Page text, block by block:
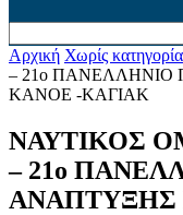
Αρχική Χωρίς κατηγορία
– 21ο
ΚΑΝΟΕ -ΚΑΓΙΑΚ
ΝΑΥΤΙΚΟΣ
– 21ο
ΑΝΑΠΤΥΞΗΣ